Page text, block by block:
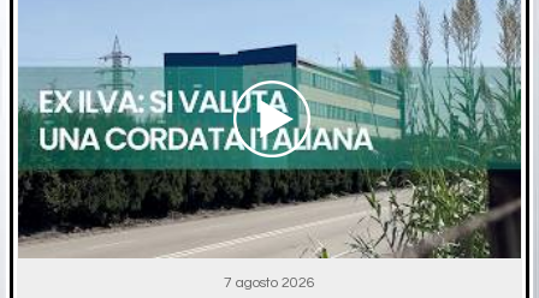
7 agosto 2026